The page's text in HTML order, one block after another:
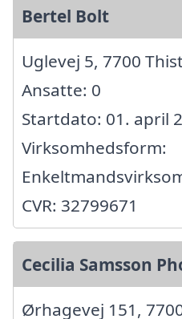
Bertel Bolt
Uglevej 5, 7700
Ansatte: 0
Startdato: 01. april
Virksomhedsform:
CVR: 32799671
Cecilia Samsson
Ørhagevej 151,